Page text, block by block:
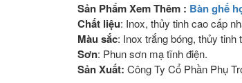
Sản Phẩm Xem Thêm : Bàn ghế
Chất liệu: Inox, thủy tinh cao cấp
Màu sắc: Inox trắng bóng, thủy tinh
Sơn: Phun sơn mạ tĩnh điện.
Sản Xuất: Công Ty Cổ Phần Phụ